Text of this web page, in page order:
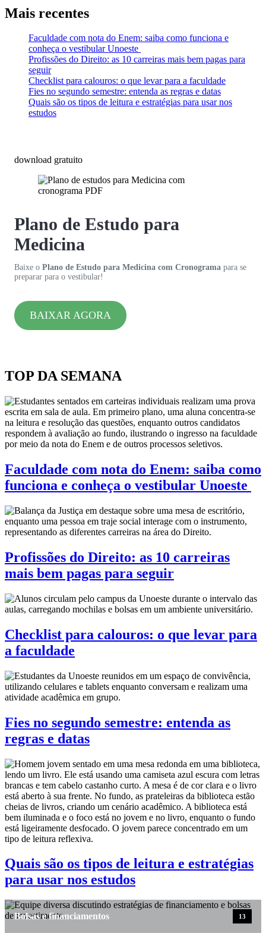
Mais recentes
Faculdade com nota do Enem: saiba como funciona e
conheça o vestibular Unoeste
Profissões do Direito: as 10 carreiras mais bem pagas para
seguir
Checklist para calouros: o que levar para a faculdade
Fies no segundo semestre: entenda as regras e datas
Quais são os tipos de leitura e estratégias para usar nos
estudos
download gratuito
Plano de Estudo para
Medicina
Baixe o Plano de Estudo para Medicina com Cronograma para se
preparar para o vestibular!
BAIXAR AGORA
TOP DA SEMANA
Faculdade com nota do Enem: saiba como
funciona e conheça o vestibular Unoeste
Profissões do Direito: as 10 carreiras
mais bem pagas para seguir
Checklist para calouros: o que levar para
a faculdade
Fies no segundo semestre: entenda as
regras e datas
Quais são os tipos de leitura e estratégias
para usar nos estudos
Bolsas e financiamentos 13